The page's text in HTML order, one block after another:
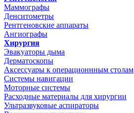
Маммографы
Денситометры
Рентгеновские аппараты
Ангиографы
Хирургия
Эвакуаторы дыма
Дерматоскопы
Аксессуары к операционнным столам
Системы навигации
Моторные системы
Расходные материалы для хирургии
Ультразвуковые аспираторы